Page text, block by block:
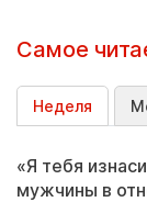
Самое
Неделя
«Я тебя
мужчины в